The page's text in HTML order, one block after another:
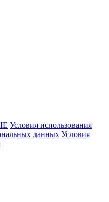
Условия использования
данных Условия